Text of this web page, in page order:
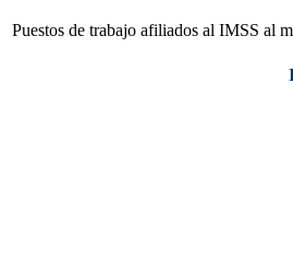
Puestos de trabajo afiliados al IMSS al